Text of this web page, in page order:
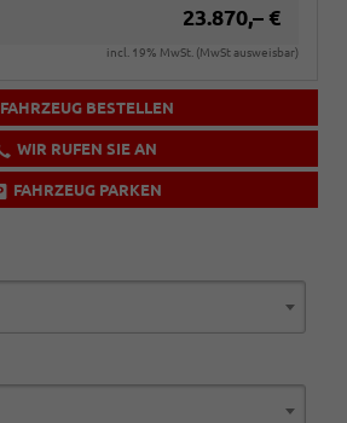
23.870,– €
incl. 19% MwSt. (MwSt ausweisbar)
FAHRZEUG BESTELLEN
WIR RUFEN SIE AN
FAHRZEUG PARKEN